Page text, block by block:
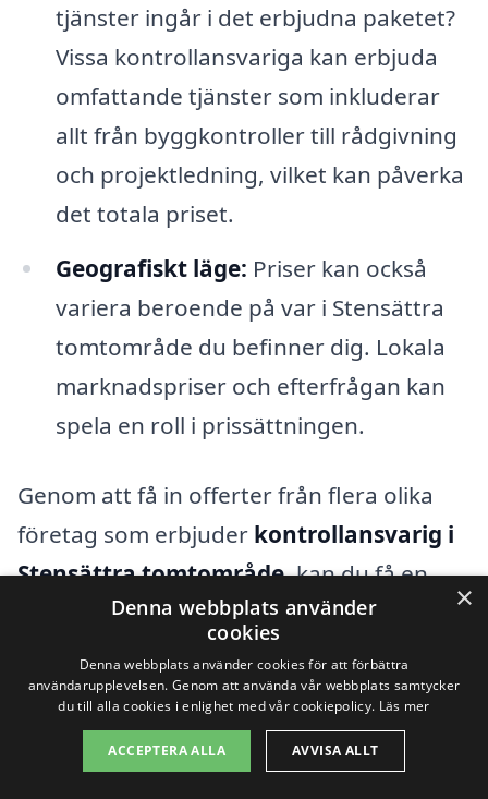
tjänster ingår i det erbjudna paketet?
Vissa kontrollansvariga kan erbjuda
omfattande tjänster som inkluderar
allt från byggkontroller till rådgivning
och projektledning, vilket kan påverka
det totala priset.
Geografiskt läge: Priser kan också
variera beroende på var i Stensättra
tomtområde du befinner dig. Lokala
marknadspriser och efterfrågan kan
spela en roll i prissättningen.
Genom att få in offerter från flera olika
företag som erbjuder kontrollansvarig i
Stensättra tomtområde, kan du få en
bättre förståelse för marknadspriserna
alltid en bra idé att jämföra dessa för att
hitta det förslag som bäst passar dina
behov och din budget. Tänk också på att
×
Denna webbplats använder
cookies
Denna webbplats använder cookies för att förbättra
användarupplevelsen. Genom att använda vår webbplats samtycker
du till alla cookies i enlighet med vår cookiepolicy. Läs mer
ACCEPTERA ALLA AVVISA ALLT